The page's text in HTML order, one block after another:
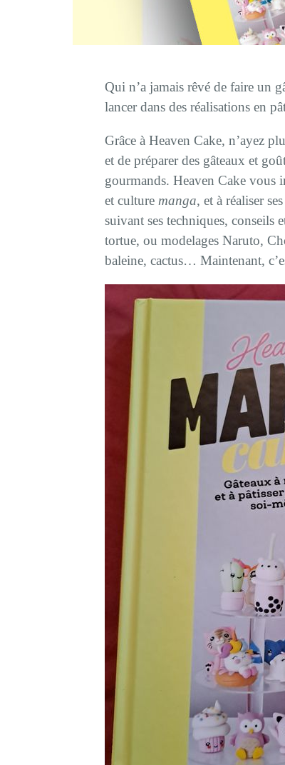
Qui n’a jamais rêvé de faire un
lancer dans des réalisations en
Grâce à Heaven Cake, n’ayez
et de préparer des gâteaux et
gourmands. Heaven Cake vous
et culture manga, et à réaliser
suivant ses techniques, conseils
tortue, ou modelages Naruto,
baleine, cactus… Maintenant,